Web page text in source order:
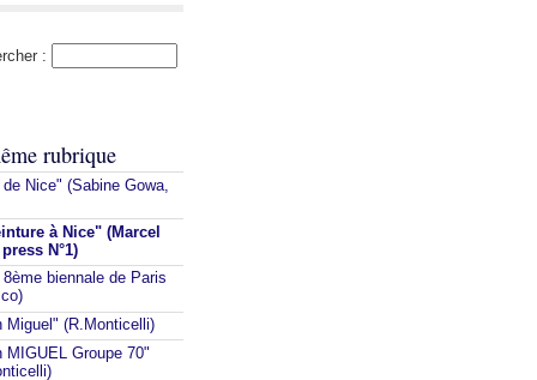
:
rubrique
Nice" (Sabine Gowa,
à Nice" (Marcel
N°1)
biennale de Paris
Miguel" (R.Monticelli)
MIGUEL Groupe 70"